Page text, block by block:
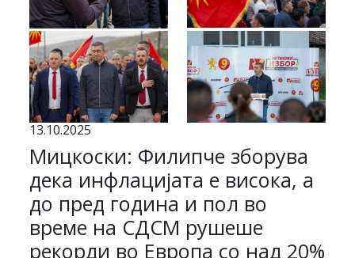
13.10.2025
Мицкоски: Филипче зборува
дека инфлацијата е висока, а
до пред година и пол во
време на СДСМ рушеше
рекорди во Европа со над 20%